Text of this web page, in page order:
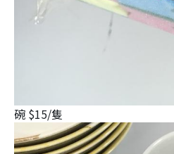
碗 $15/隻